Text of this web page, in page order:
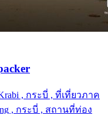
, กระบี่ , ที่เที่ยวภาค
, กระบี่ , สถานที่ท่อง